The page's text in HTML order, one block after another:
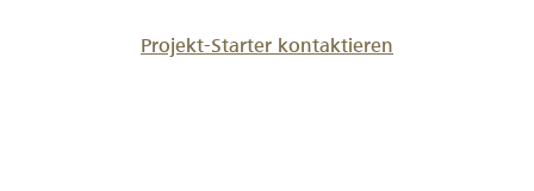
Projekt-Starter kontaktieren